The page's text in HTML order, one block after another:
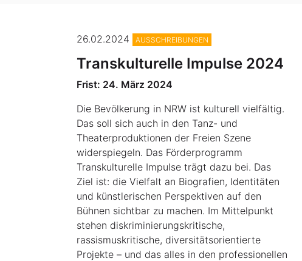
26.02.2024 AUSSCHREIBUNGEN
Transkulturelle Impulse 2024
Frist: 24. März 2024
Die Bevölkerung in NRW ist kulturell vielfältig.
Das soll sich auch in den Tanz- und
Theaterproduktionen der Freien Szene
widerspiegeln. Das Förderprogramm
Transkulturelle Impulse trägt dazu bei. Das
Ziel ist: die Vielfalt an Biografien, Identitäten
und künstlerischen Perspektiven auf den
Bühnen sichtbar zu machen. Im Mittelpunkt
stehen diskriminierungskritische,
rassismuskritische, diversitätsorientierte
Projekte – und das alles in den professionellen